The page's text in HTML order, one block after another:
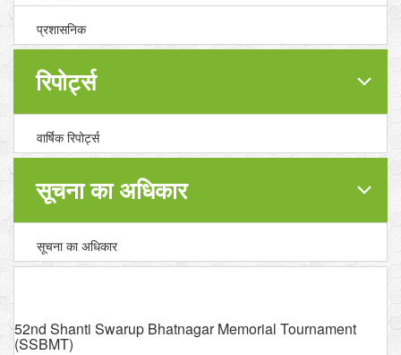
प्रशासनिक
रिपोर्ट्स
वार्षिक रिपोर्ट्स
सूचना का अधिकार
सूचना का अधिकार
52nd Shanti Swarup Bhatnagar Memorial Tournament
(SSBMT)